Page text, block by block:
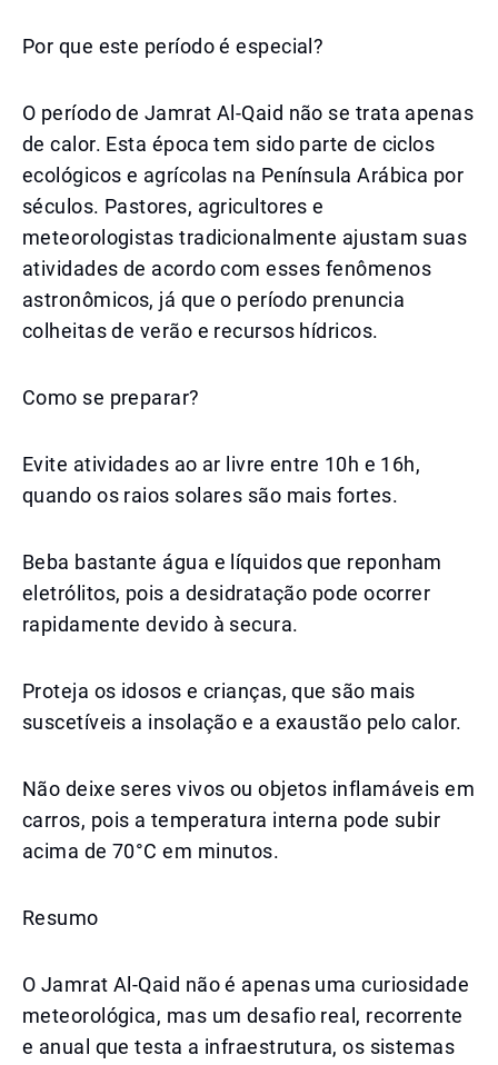
Por que este período é especial?
O período de Jamrat Al-Qaid não se trata apenas
de calor. Esta época tem sido parte de ciclos
ecológicos e agrícolas na Península Arábica por
séculos. Pastores, agricultores e
meteorologistas tradicionalmente ajustam suas
atividades de acordo com esses fenômenos
astronômicos, já que o período prenuncia
colheitas de verão e recursos hídricos.
Como se preparar?
Evite atividades ao ar livre entre 10h e 16h,
quando os raios solares são mais fortes.
Beba bastante água e líquidos que reponham
eletrólitos, pois a desidratação pode ocorrer
rapidamente devido à secura.
Proteja os idosos e crianças, que são mais
suscetíveis a insolação e a exaustão pelo calor.
Não deixe seres vivos ou objetos inflamáveis em
carros, pois a temperatura interna pode subir
acima de 70°C em minutos.
Resumo
O Jamrat Al-Qaid não é apenas uma curiosidade
meteorológica, mas um desafio real, recorrente
e anual que testa a infraestrutura, os sistemas